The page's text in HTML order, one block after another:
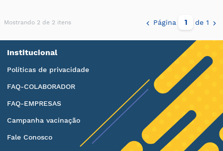
Mostrando 2 de 2 itens Página de 1
Institucional
Políticas de privacidade
FAQ-COLABORADOR
FAQ-EMPRESAS
Campanha vacinação
Fale Conosco